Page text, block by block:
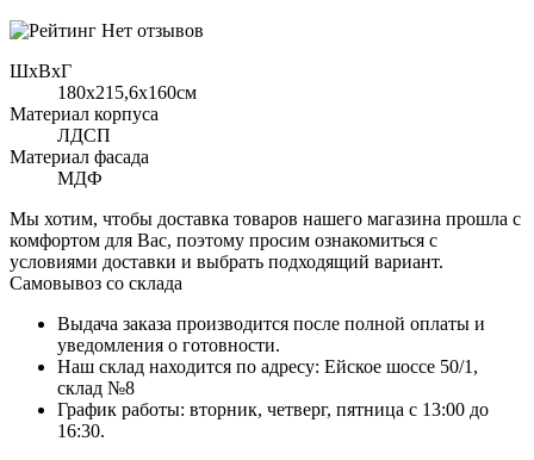
Нет отзывов
ШхВхГ
180x215,6х160см
Материал корпуса
ЛДСП
Материал фасада
МДФ
Мы хотим, чтобы доставка товаров нашего магазина прошла с
комфортом для Вас, поэтому просим ознакомиться с
условиями доставки и выбрать подходящий вариант.
Самовывоз со склада
Выдача заказа производится после полной оплаты и
уведомления о готовности.
Наш склад находится по адресу: Ейское шоссе 50/1,
склад №8
График работы: вторник, четверг, пятница с 13:00 до
16:30.